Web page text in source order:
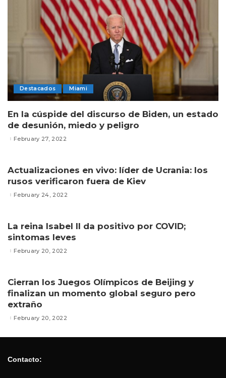
Destacados Miami
En la cúspide del discurso de Biden, un estado
de desunión, miedo y peligro
February 27, 2022
Actualizaciones en vivo: líder de Ucrania: los
rusos verificaron fuera de Kiev
February 24, 2022
La reina Isabel II da positivo por COVID;
sintomas leves
February 20, 2022
Cierran los Juegos Olímpicos de Beijing y
finalizan un momento global seguro pero
extraño
February 20, 2022
Contacto: